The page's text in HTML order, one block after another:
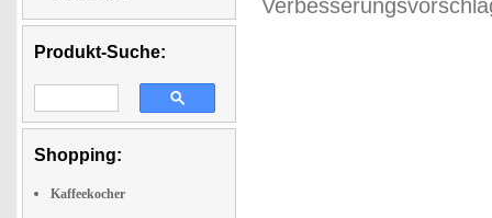
Produkt-Suche:
Shopping:
Kaffeekocher